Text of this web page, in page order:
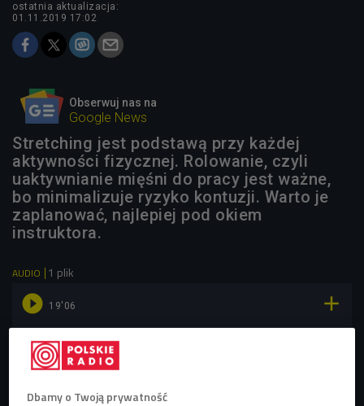
ostatnia aktualizacja:
01.11.2019 17:02
Obserwuj nas na
Google News
Stretching jest podstawą przy każdej
aktywności fizycznej. Rolowanie, czyli
uaktywnianie mięśni do pracy jest ważne,
bo minimalizuje ryzyko kontuzji. Warto je
zaplanować, najlepiej pod okiem
instruktora.
AUDIO 1 plik
 19'06 
Bieg/Czwórka)
Dbamy o Twoją prywatność